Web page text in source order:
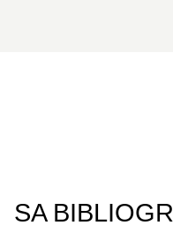
SA